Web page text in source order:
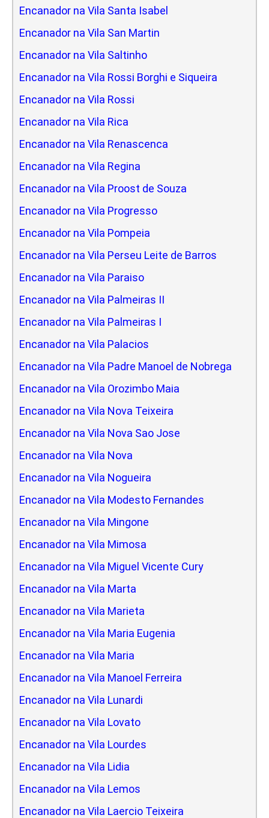
Encanador na Vila Santa Isabel
Encanador na Vila San Martin
Encanador na Vila Saltinho
Encanador na Vila Rossi Borghi e Siqueira
Encanador na Vila Rossi
Encanador na Vila Rica
Encanador na Vila Renascenca
Encanador na Vila Regina
Encanador na Vila Proost de Souza
Encanador na Vila Progresso
Encanador na Vila Pompeia
Encanador na Vila Perseu Leite de Barros
Encanador na Vila Paraiso
Encanador na Vila Palmeiras II
Encanador na Vila Palmeiras I
Encanador na Vila Palacios
Encanador na Vila Padre Manoel de Nobrega
Encanador na Vila Orozimbo Maia
Encanador na Vila Nova Teixeira
Encanador na Vila Nova Sao Jose
Encanador na Vila Nova
Encanador na Vila Nogueira
Encanador na Vila Modesto Fernandes
Encanador na Vila Mingone
Encanador na Vila Mimosa
Encanador na Vila Miguel Vicente Cury
Encanador na Vila Marta
Encanador na Vila Marieta
Encanador na Vila Maria Eugenia
Encanador na Vila Maria
Encanador na Vila Manoel Ferreira
Encanador na Vila Lunardi
Encanador na Vila Lovato
Encanador na Vila Lourdes
Encanador na Vila Lidia
Encanador na Vila Lemos
Encanador na Vila Laercio Teixeira